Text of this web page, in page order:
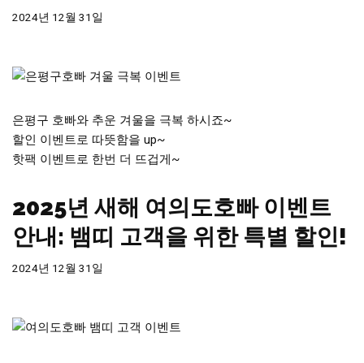
2024년 12월 31일
은평구 호빠와 추운 겨울을 극복 하시죠~
할인 이벤트로 따뜻함을 up~
핫팩 이벤트로 한번 더 뜨겁게~
2025년 새해 여의도호빠 이벤트
안내: 뱀띠 고객을 위한 특별 할인!
2024년 12월 31일